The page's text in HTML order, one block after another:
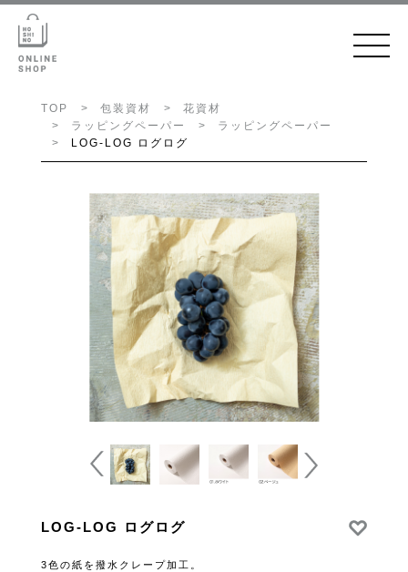
TOP 包装資材
花資材
ラッピングペーパー
ラッピングペーパー
LOG-LOG ログログ
LOG-LOG ログログ
3色の紙を撥水クレープ加工。